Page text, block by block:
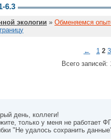
6.3
экологии » Обменяемся
← 1 2 3
Всего
день, коллеги!
только у меня не работает
"Не удалось сохранить